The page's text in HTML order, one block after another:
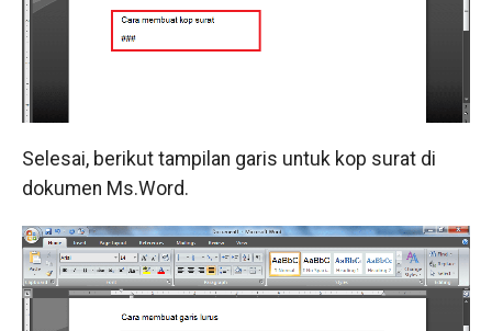
Selesai, berikut tampilan garis untuk kop surat di
dokumen Ms.Word.